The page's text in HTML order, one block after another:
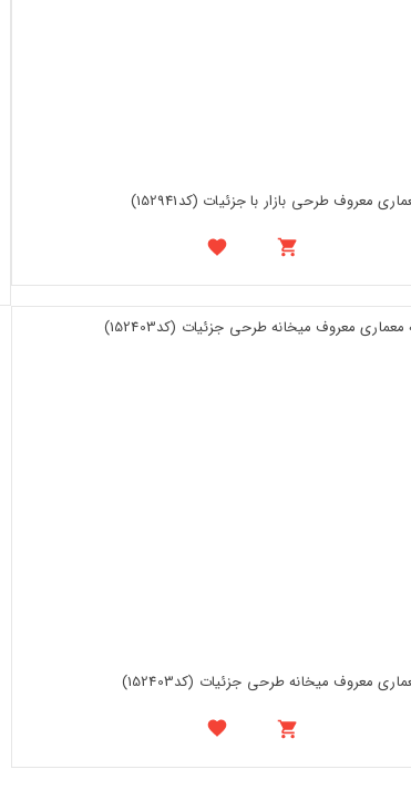
معروف طرحی بازار با جزئیات (کد152941)
معروف میخانه طرحی جزئیات (کد152403)